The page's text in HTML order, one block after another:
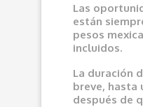
Las
están
pesos
incluidos.
La duración
breve, hasta
después de